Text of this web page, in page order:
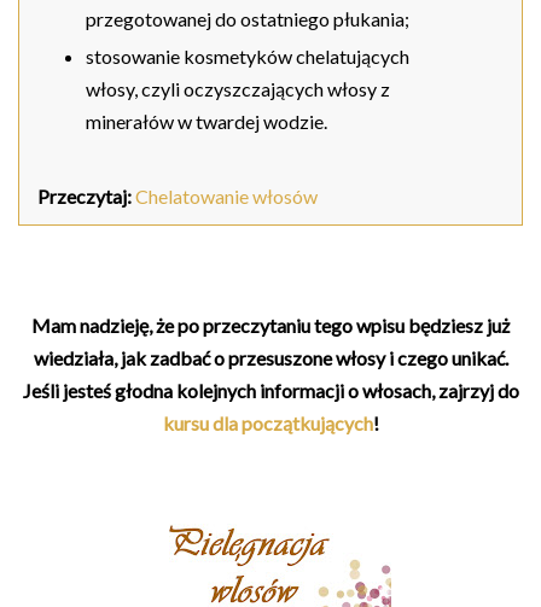
przegotowanej do ostatniego płukania;
stosowanie kosmetyków chelatujących
włosy, czyli oczyszczających włosy z
minerałów w twardej wodzie.
Przeczytaj:Chelatowanie włosów
Mam nadzieję, że po przeczytaniu tego wpisu będziesz już
wiedziała, jak zadbać o przesuszone włosy i czego unikać.
Jeśli jesteś głodna kolejnych informacji o włosach, zajrzyj do
kursu dla początkujących!